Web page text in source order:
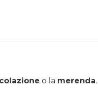
colazione o la merenda.